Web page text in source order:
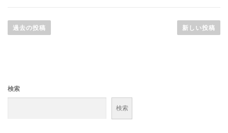
稿
シ
過去の投稿 新しい投稿
検索
検索